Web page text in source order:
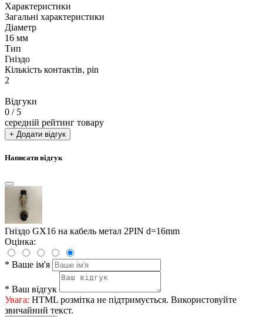
Характеристики
Загальні характеристики
Діаметр
16 мм
Тип
Гніздо
Кількість контактів, pin
2
Відгуки
0 / 5
середній рейтинг товару
+ Додати відгук
Написати відгук
Гніздо GX16 на кабель метал 2PIN d=16mm
Оцінка:
* Ваше ім'я
* Ваш відгук
Увага: HTML розмітка не підтримується. Використовуйте
звичайний текст.